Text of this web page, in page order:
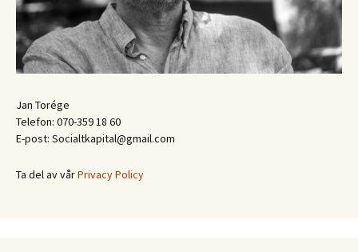
Jan Torége
Telefon: 070-359 18 60
E-post: Socialtkapital@gmail.com
Ta del av vårPrivacy Policy